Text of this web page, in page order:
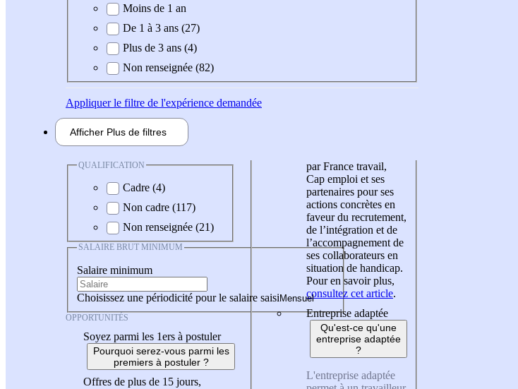
Expérience demandée
Moins de 1 an
De 1 à 3 ans (27)
Plus de 3 ans (4)
Non renseignée (82)
Appliquerle filtre de l'expérience demandée
Afficher Plus de filtres
QUALIFICATION
Cadre (4)
Non cadre (117)
Non renseignée (21)
SALAIRE BRUT MINIMUM
Salaire minimum
Choisissez une périodicité pour le salaire saisi
OPPORTUNITÉS
Soyez parmi les 1ers à postuler
Pourquoi serez-vous parmi les
premiers à postuler ?
Offres de plus de 15 jours,
par France travail,
Cap emploi et ses
partenaires pour ses
actions concrètes en
faveur du recrutement,
de l’intégration et de
l’accompagnement de
ses collaborateurs en
situation de handicap.
Pour en savoir plus,
consultez cet article.
Entreprise adaptée
Qu'est-ce qu'une
entreprise adaptée
?
L'entreprise adaptée